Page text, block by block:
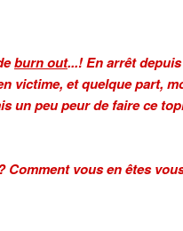
burn out...! En arrêt
victime, et quelque part,
un peu peur de faire ce
vous en êtes